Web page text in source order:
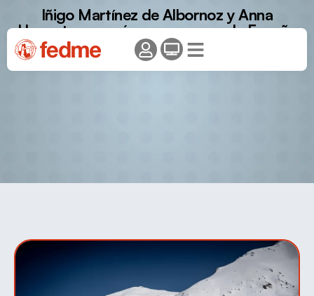
Iñigo Martínez de Albornoz y Anna
Huguet, campeón y campeona de España
de Sprint.